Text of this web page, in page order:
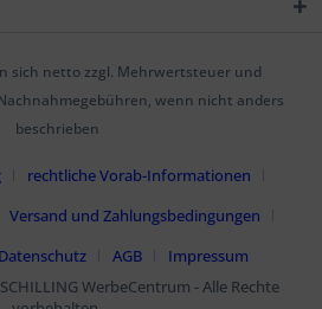
sich netto zzgl. Mehrwertsteuer und
wenn nicht anders
beschrieben
rechtliche Vorab-Informationen
Versand und Zahlungsbedingungen
Datenschutz AGB
Impressum
WerbeCentrum - Alle Rechte